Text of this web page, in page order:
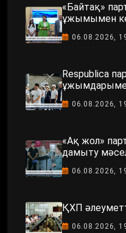
«Байтақ»
ұжымымен
06.08.2026,
Respublica
06.08.2026,
«Ақ жол»
дамыту
06.08.2026,
ҚХП
06.08.2026,